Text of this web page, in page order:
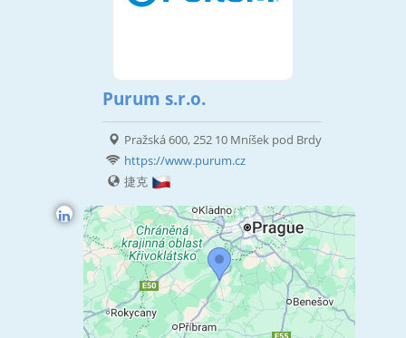
Purum s.r.o.
Pražská 600, 252 10 Mníšek pod Brdy
https://www.purum.cz
捷克